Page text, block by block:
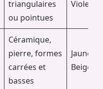
triangulaires
ou pointues
Violet vif
Céramique,
pierre, formes
carrées et
basses
Jaune,
Beige